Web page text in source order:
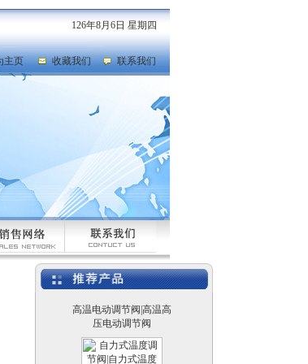
126年8月6日 星期四
主页 收藏我们 联系我们
电动防爆比例控制阀
电动切断球阀|电动V型
球阀|电动调节球阀
压电动调节阀